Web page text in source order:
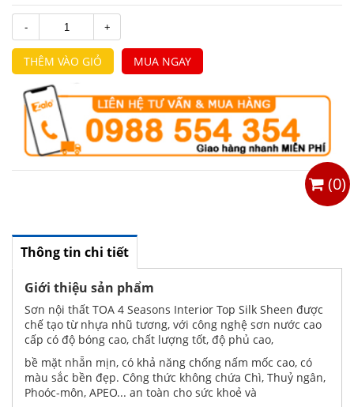
(0)
- +
THÊM VÀO GIỎ MUA NGAY
Thông tin chi tiết
Giới thiệu sản phẩm
Sơn nội thất TOA 4 Seasons Interior Top Silk Sheen được
chế tạo từ nhựa nhũ tương, với công nghệ sơn nước cao
cấp có độ bóng cao, chất lượng tốt, độ phủ cao,
bề mặt nhẵn mịn, có khả năng chống nấm mốc cao, có
màu sắc bền đẹp. Công thức không chứa Chì, Thuỷ ngân,
Phoóc-môn, APEO... an toàn cho sức khoẻ và